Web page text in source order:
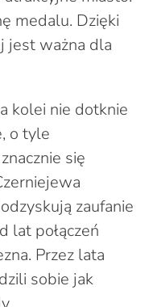
medalu. Dzięki
jest ważna dla
kolei nie dotknie
o tyle
się
zaufanie
lat połączeń
Przez lata
sobie jak